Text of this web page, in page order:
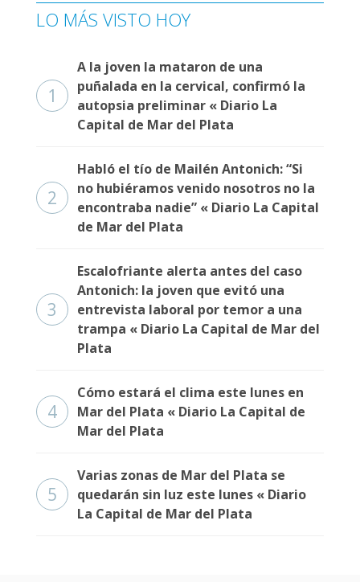
LO MÁS VISTO HOY
1
A la joven la mataron de una
puñalada en la cervical, confirmó la
autopsia preliminar « Diario La
Capital de Mar del Plata
2
Habló el tío de Mailén Antonich: “Si
no hubiéramos venido nosotros no la
encontraba nadie” « Diario La Capital
de Mar del Plata
3
Escalofriante alerta antes del caso
Antonich: la joven que evitó una
entrevista laboral por temor a una
trampa « Diario La Capital de Mar del
Plata
4
Cómo estará el clima este lunes en
Mar del Plata « Diario La Capital de
Mar del Plata
5
Varias zonas de Mar del Plata se
quedarán sin luz este lunes « Diario
La Capital de Mar del Plata